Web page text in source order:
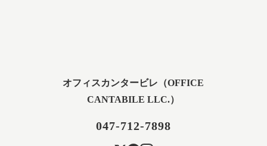
オフィスカンタービレ（OFFICE
CANTABILE LLC.）
047-712-7898